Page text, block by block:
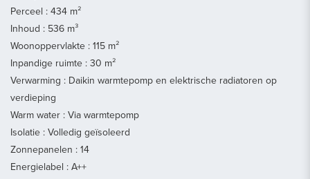
Perceel : 434 m²
Inhoud : 536 m³
Woonoppervlakte : 115 m²
Inpandige ruimte : 30 m²
Verwarming : Daikin warmtepomp en elektrische radiatoren op
verdieping
Warm water : Via warmtepomp
Isolatie : Volledig geïsoleerd
Zonnepanelen : 14
Energielabel : A++